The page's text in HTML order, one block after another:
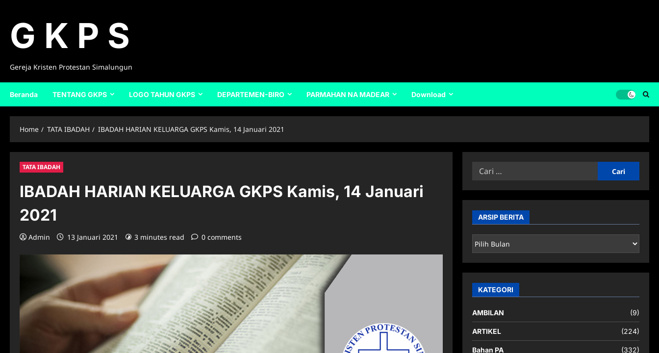
contentG K P S
Gereja Kristen Protestan Simalungun
Beranda TENTANG GKPS LOGO TAHUN GKPS DEPARTEMEN-BIRO PARMAHAN NA MADEAR Download
Home TATA IBADAH IBADAH HARIAN KELUARGA GKPS Kamis, 14 Januari 2021
TATA IBADAH
IBADAH HARIAN KELUARGA GKPS Kamis, 14 Januari
2021
Admin 13 Januari 2021 3 minutes read 0 comments
Cari
ARSIP BERITA
ARSIP
BERITA
KATEGORI
AMBILAN (9)
ARTIKEL (224)
Bahan PA (332)